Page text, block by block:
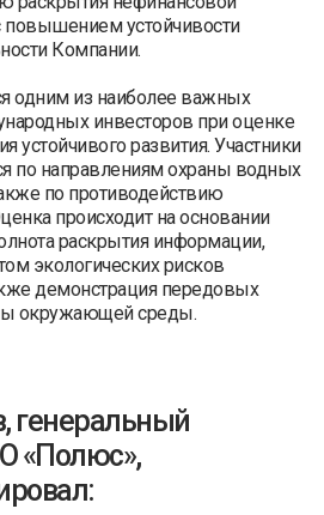
устойчивости
Компании.
одним из наиболее важных
инвесторов при оценке
устойчивого развития. Участники
по направлениям охраны водных
по противодействию
происходит на основании
раскрытия информации,
экологических рисков
демонстрация передовых
окружающей среды.
генеральный
«Полюс»,